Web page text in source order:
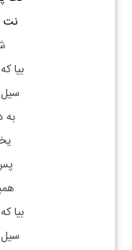
نت
بیا
سیل
به
بیا
سیل